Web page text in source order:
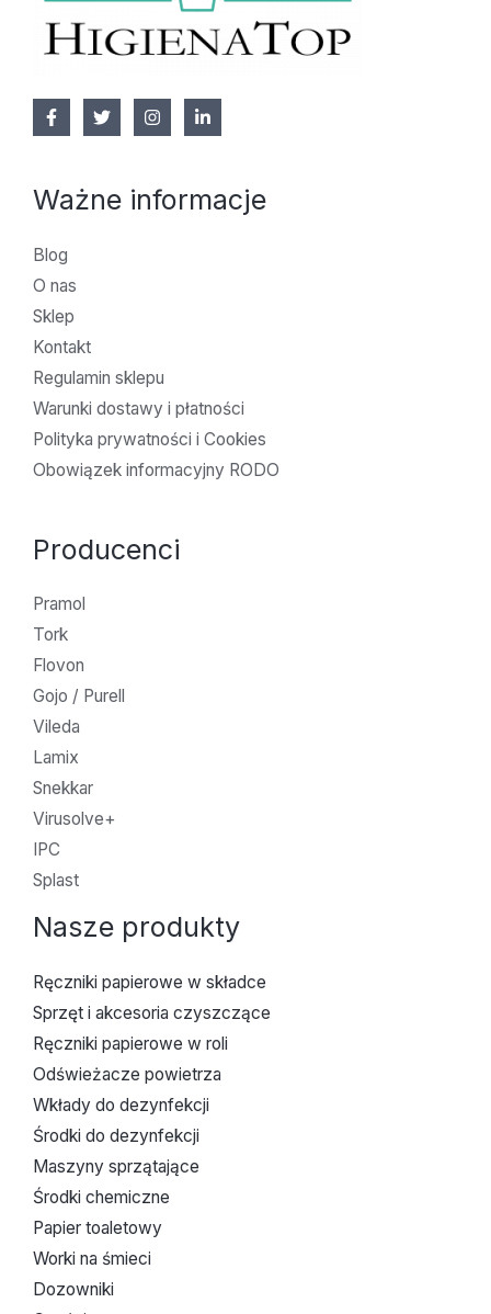
Ważne informacje
Blog
O nas
Sklep
Kontakt
Regulamin sklepu
Warunki dostawy i płatności
Polityka prywatności i Cookies
Obowiązek informacyjny RODO
Producenci
Pramol
Tork
Flovon
Gojo / Purell
Vileda
Lamix
Snekkar
Virusolve+
IPC
Splast
Nasze produkty
Ręczniki papierowe w składce
Sprzęt i akcesoria czyszczące
Ręczniki papierowe w roli
Odświeżacze powietrza
Wkłady do dezynfekcji
Środki do dezynfekcji
Maszyny sprzątające
Środki chemiczne
Papier toaletowy
Worki na śmieci
Dozowniki